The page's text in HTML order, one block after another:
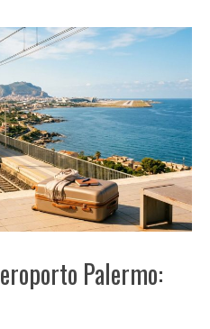
Palermo: